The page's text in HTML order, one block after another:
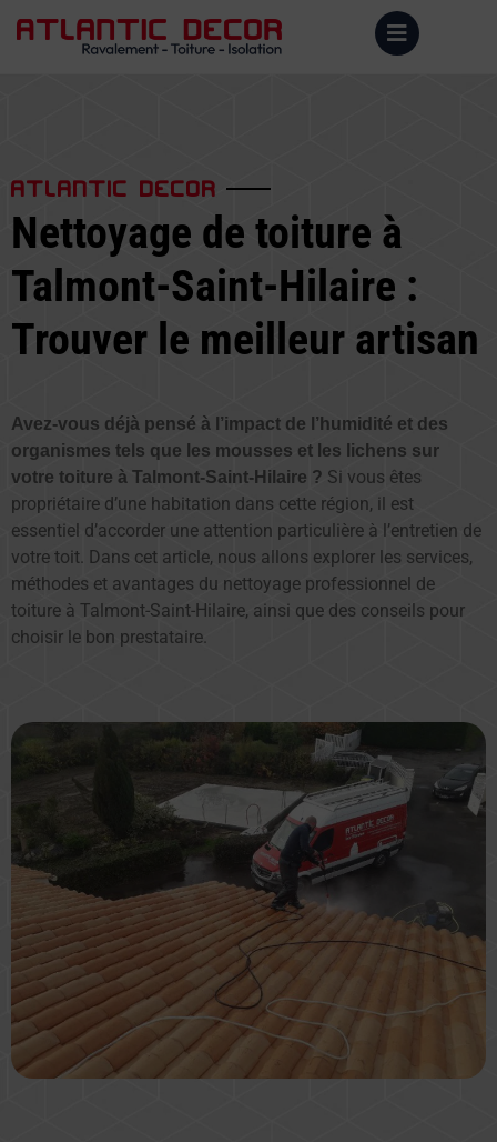
ATLANTIC DECOR
Nettoyage de toiture à
Talmont-Saint-Hilaire :
Trouver le meilleur artisan
Avez-vous déjà pensé à l’impact de l’humidité et des
organismes tels que les mousses et les lichens sur
votre toiture à Talmont-Saint-Hilaire ? Si vous êtes
propriétaire d’une habitation dans cette région, il est
essentiel d’accorder une attention particulière à l’entretien de
votre toit. Dans cet article, nous allons explorer les services,
méthodes et avantages du nettoyage professionnel de
toiture à Talmont-Saint-Hilaire, ainsi que des conseils pour
choisir le bon prestataire.